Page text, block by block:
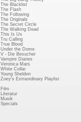
The Blacklist
The Flash
The Following
The Originals
The Secret Circle
The Walking Dead
This Is Us
Tru Calling
True Blood
Under the Dome
V - Die Besucher
Vampire Diaries
Veronica Mars
White Collar
Young Sheldon
Zoey's Extraordinary Playlist
Film
Literatur
Musik
Specials